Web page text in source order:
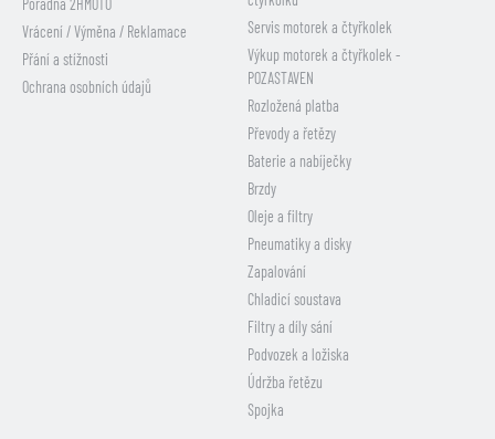
Poradna 2HMOTO
Vrácení / Výměna / Reklamace
Přání a stížnosti
Ochrana osobních údajů
Servis motorek a čtyřkolek
Výkup motorek a čtyřkolek -
POZASTAVEN
Rozložená platba
Převody a řetězy
Baterie a nabíječky
Brzdy
Oleje a filtry
Pneumatiky a disky
Zapalování
Chladicí soustava
Filtry a díly sání
Podvozek a ložiska
Údržba řetězu
Spojka